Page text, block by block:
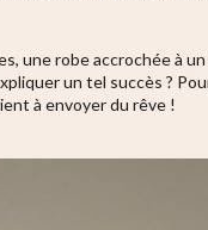
une robe accrochée à
un tel succès ?
à envoyer du rêve !